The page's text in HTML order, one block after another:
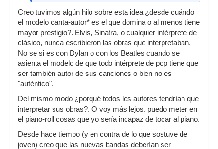
Creo tuvimos algún hilo sobre esta idea ¿desde cuándo
el modelo canta-autor* es el que domina o al menos tiene
mayor prestigio?. Elvis, Sinatra, o cualquier intérprete de
clásico, nunca escribieron las obras que interpretaban.
No se si es con Dylan o con los Beatles cuando se
asienta el modelo de que todo intérprete de pop tiene que
ser también autor de sus canciones o bien no es
"auténtico".
Del mismo modo ¿porqué todos los autores tendrían que
interpretar sus obras?. O voy más lejos, puedo meter en
el piano-roll cosas que yo sería incapaz de tocar al piano.
Desde hace tiempo (y en contra de lo que sostuve de
joven) creo que las nuevas bandas deberían ser